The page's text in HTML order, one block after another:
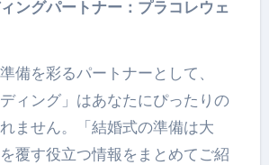
備を彩るパートナーとして、
ディング」はあなたにぴったりの
ません。「結婚式の準備は大
覆す役立つ情報をまとめてご紹